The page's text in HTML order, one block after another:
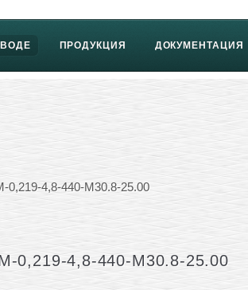
ПРОДУКЦИЯ ДОКУМЕНТАЦИЯ
0,219-4,8-440-М30.8-25.00
4,8-440-М30.8-25.00